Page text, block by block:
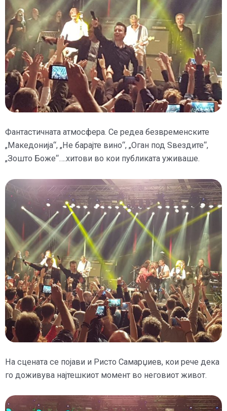
Фантастичната атмосфера. Се редеа безвременските
„Македонија“, „Не барајте вино“, „Оган под Ѕвездите“,
„Зошто Боже“….хитови во кои публиката уживаше.
На сцената се појави и Ристо Самарџиев, кои рече дека
го доживува најтешкиот момент во неговиот живот.